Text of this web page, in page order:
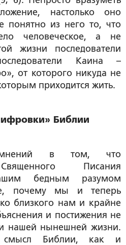
настолько оно
понятно из него то, что
человеческое, а не
жизни последователи
Каина –
от которого никуда не
приходится жить.
Библии
в том, что
Писания
бедным разумом
почему мы и теперь
близкого нам и крайне
и постижения не
нашей нынешней жизни.
смысл Библии, как и